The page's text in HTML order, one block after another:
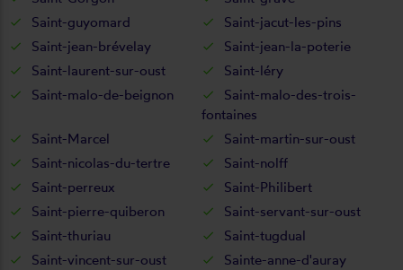
Saint-guyomard
Saint-jacut-les-pins
Saint-jean-brévelay
Saint-jean-la-poterie
Saint-laurent-sur-oust
Saint-léry
Saint-malo-de-beignon
Saint-malo-des-trois-
fontaines
Saint-Marcel
Saint-martin-sur-oust
Saint-nicolas-du-tertre
Saint-nolff
Saint-perreux
Saint-Philibert
Saint-pierre-quiberon
Saint-servant-sur-oust
Saint-thuriau
Saint-tugdual
Saint-vincent-sur-oust
Sainte-anne-d'auray